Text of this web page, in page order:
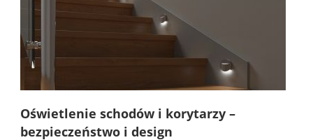
Oświetlenie schodów i korytarzy –
bezpieczeństwo i design